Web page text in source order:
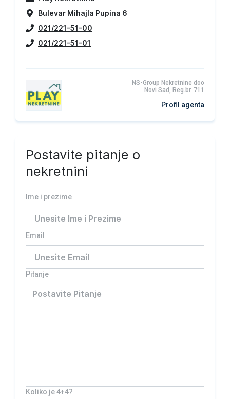
Bulevar Mihajla Pupina 6
021/221-51-00
021/221-51-01
NS-Group Nekretnine doo
Novi Sad, Reg.br. 711
Profil agenta
Postavite pitanje o
nekretnini
Ime i prezime
Email
Pitanje
Koliko je 4+4?